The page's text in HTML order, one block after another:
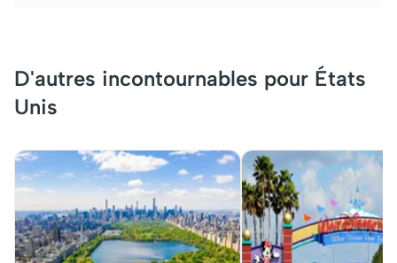
D'autres incontournables pour États
Unis